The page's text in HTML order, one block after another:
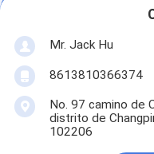
Mr. Jack Hu
8613810366374
No. 97 camino de
distrito de
102206